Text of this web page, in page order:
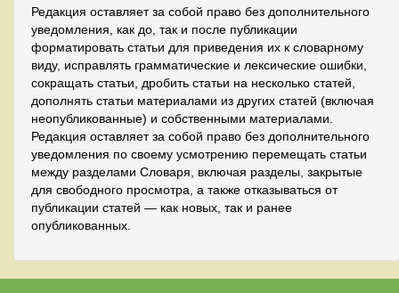
Редакция оставляет за собой право без дополнительного
уведомления, как до, так и после публикации
форматировать статьи для приведения их к словарному
виду, исправлять грамматические и лексические ошибки,
сокращать статьи, дробить статьи на несколько статей,
дополнять статьи материалами из других статей (включая
неопубликованные) и собственными материалами.
Редакция оставляет за собой право без дополнительного
уведомления по своему усмотрению перемещать статьи
между разделами Словаря, включая разделы, закрытые
для свободного просмотра, а также отказываться от
публикации статей — как новых, так и ранее
опубликованных.